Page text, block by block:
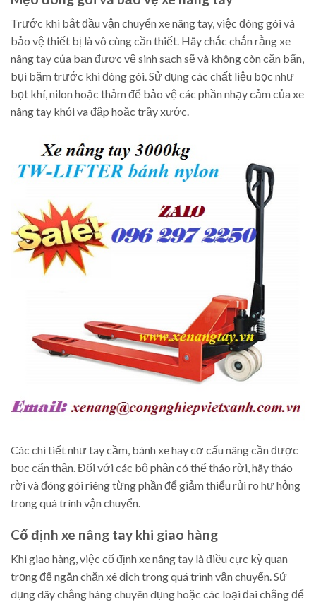
Trước khi bắt đầu vận chuyển xe nâng tay, việc đóng gói và
bảo vệ thiết bị là vô cùng cần thiết. Hãy chắc chắn rằng xe
nâng tay của bạn được vệ sinh sạch sẽ và không còn cặn bẩn,
bụi bặm trước khi đóng gói. Sử dụng các chất liệu bọc như
bọt khí, nilon hoặc thảm để bảo vệ các phần nhạy cảm của xe
nâng tay khỏi va đập hoặc trầy xước.
Các chi tiết như tay cầm, bánh xe hay cơ cấu nâng cần được
bọc cẩn thận. Đối với các bộ phận có thể tháo rời, hãy tháo
rời và đóng gói riêng từng phần để giảm thiểu rủi ro hư hỏng
trong quá trình vận chuyển.
Cố định xe nâng tay khi giao hàng
Khi giao hàng, việc cố định xe nâng tay là điều cực kỳ quan
trọng để ngăn chặn xê dịch trong quá trình vận chuyển. Sử
dụng dây chằng hàng chuyên dụng hoặc các loại đai chằng để